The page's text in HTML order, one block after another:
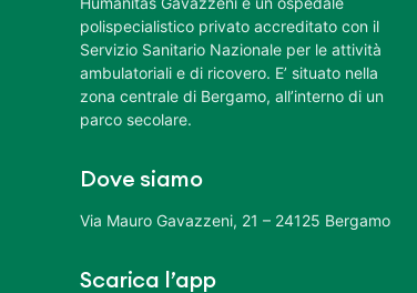
polispecialistico privato accreditato con il
Servizio Sanitario Nazionale per le attività
ambulatoriali e di ricovero. E’ situato nella
zona centrale di Bergamo, all’interno di un
parco secolare.
Dove siamo
Via Mauro Gavazzeni, 21 – 24125 Bergamo
Scarica l’app